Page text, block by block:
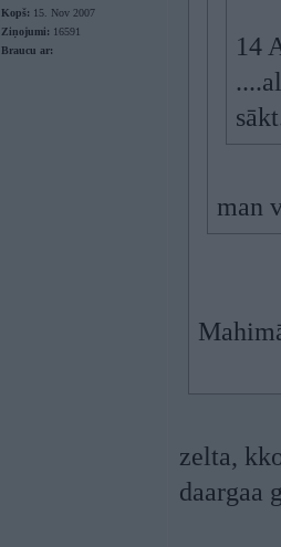
Kopš: 15. Nov 2007
Ziņojumi: 16591
Braucu ar:
14
man
zelta,
daargaa